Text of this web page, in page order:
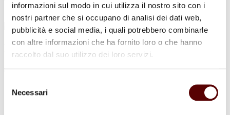
informazioni sul modo in cui utilizza il nostro sito con i
nostri partner che si occupano di analisi dei dati web,
pubblicità e social media, i quali potrebbero combinarle
con altre informazioni che ha fornito loro o che hanno
raccolto dal suo utilizzo dei loro servizi.
delNecessari
Domenico Bragioto
6 Agosto 1929 - 31 Agosto 2025
Condividi